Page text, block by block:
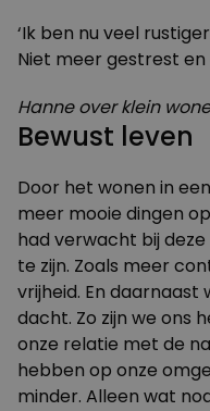
‘Ik ben nu veel
Niet meer gestrest en
Hanne over klein
Bewust leven
Door het wonen in
meer mooie dingen
had verwacht bij
te zijn. Zoals meer
vrijheid. En daarnaast
dacht. Zo zijn we ons
onze relatie met de
hebben op onze
minder. Alleen wat